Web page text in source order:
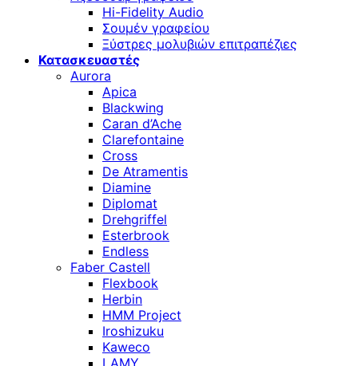
Hi-Fidelity Audio
Σουμέν γραφείου
Ξύστρες μολυβιών επιτραπέζιες
Κατασκευαστές
Aurora
Apica
Blackwing
Caran d’Ache
Clarefontaine
Cross
De Atramentis
Diamine
Diplomat
Drehgriffel
Esterbrook
Endless
Faber Castell
Flexbook
Herbin
HMM Project
Iroshizuku
Kaweco
LAMY